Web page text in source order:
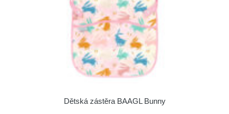
Dětská zástěra BAAGL Bunny